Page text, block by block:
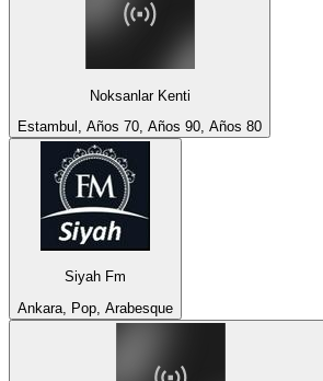
Noksanlar Kenti
Estambul, Años 70, Años 90, Años 80
Siyah Fm
Ankara, Pop, Arabesque